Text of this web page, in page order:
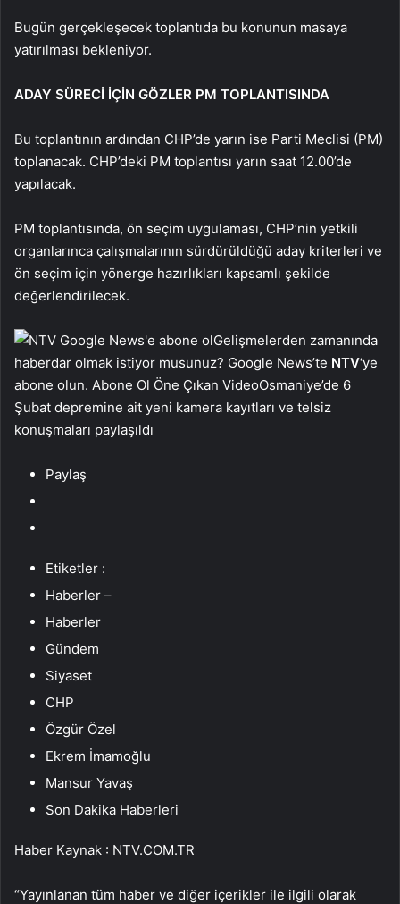
Bugün gerçekleşecek toplantıda bu konunun masaya
yatırılması bekleniyor.
ADAY SÜRECİ İÇİN GÖZLER PM TOPLANTISINDA
Bu toplantının ardından CHP’de yarın ise Parti Meclisi (PM)
toplanacak. CHP’deki PM toplantısı yarın saat 12.00’de
yapılacak.
PM toplantısında, ön seçim uygulaması, CHP’nin yetkili
organlarınca çalışmalarının sürdürüldüğü aday kriterleri ve
ön seçim için yönerge hazırlıkları kapsamlı şekilde
değerlendirilecek.
Gelişmelerden zamanında
haberdar olmak istiyor musunuz? Google News’te NTV‘ye
abone olun. Abone Ol Öne Çıkan VideoOsmaniye’de 6
Şubat depremine ait yeni kamera kayıtları ve telsiz
konuşmaları paylaşıldı
Paylaş
Etiketler :
Haberler –
Haberler
Gündem
Siyaset
CHP
Özgür Özel
Ekrem İmamoğlu
Mansur Yavaş
Son Dakika Haberleri
Haber Kaynak : NTV.COM.TR
“Yayınlanan tüm haber ve diğer içerikler ile ilgili olarak